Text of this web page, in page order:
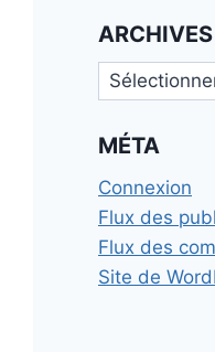
ARCHIVES
Archives
MÉTA
Connexion
Flux des
Flux des
Site de